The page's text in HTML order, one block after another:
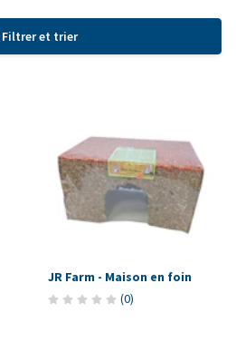
Filtrer et trier
JR Farm - Maison en foin
(0)